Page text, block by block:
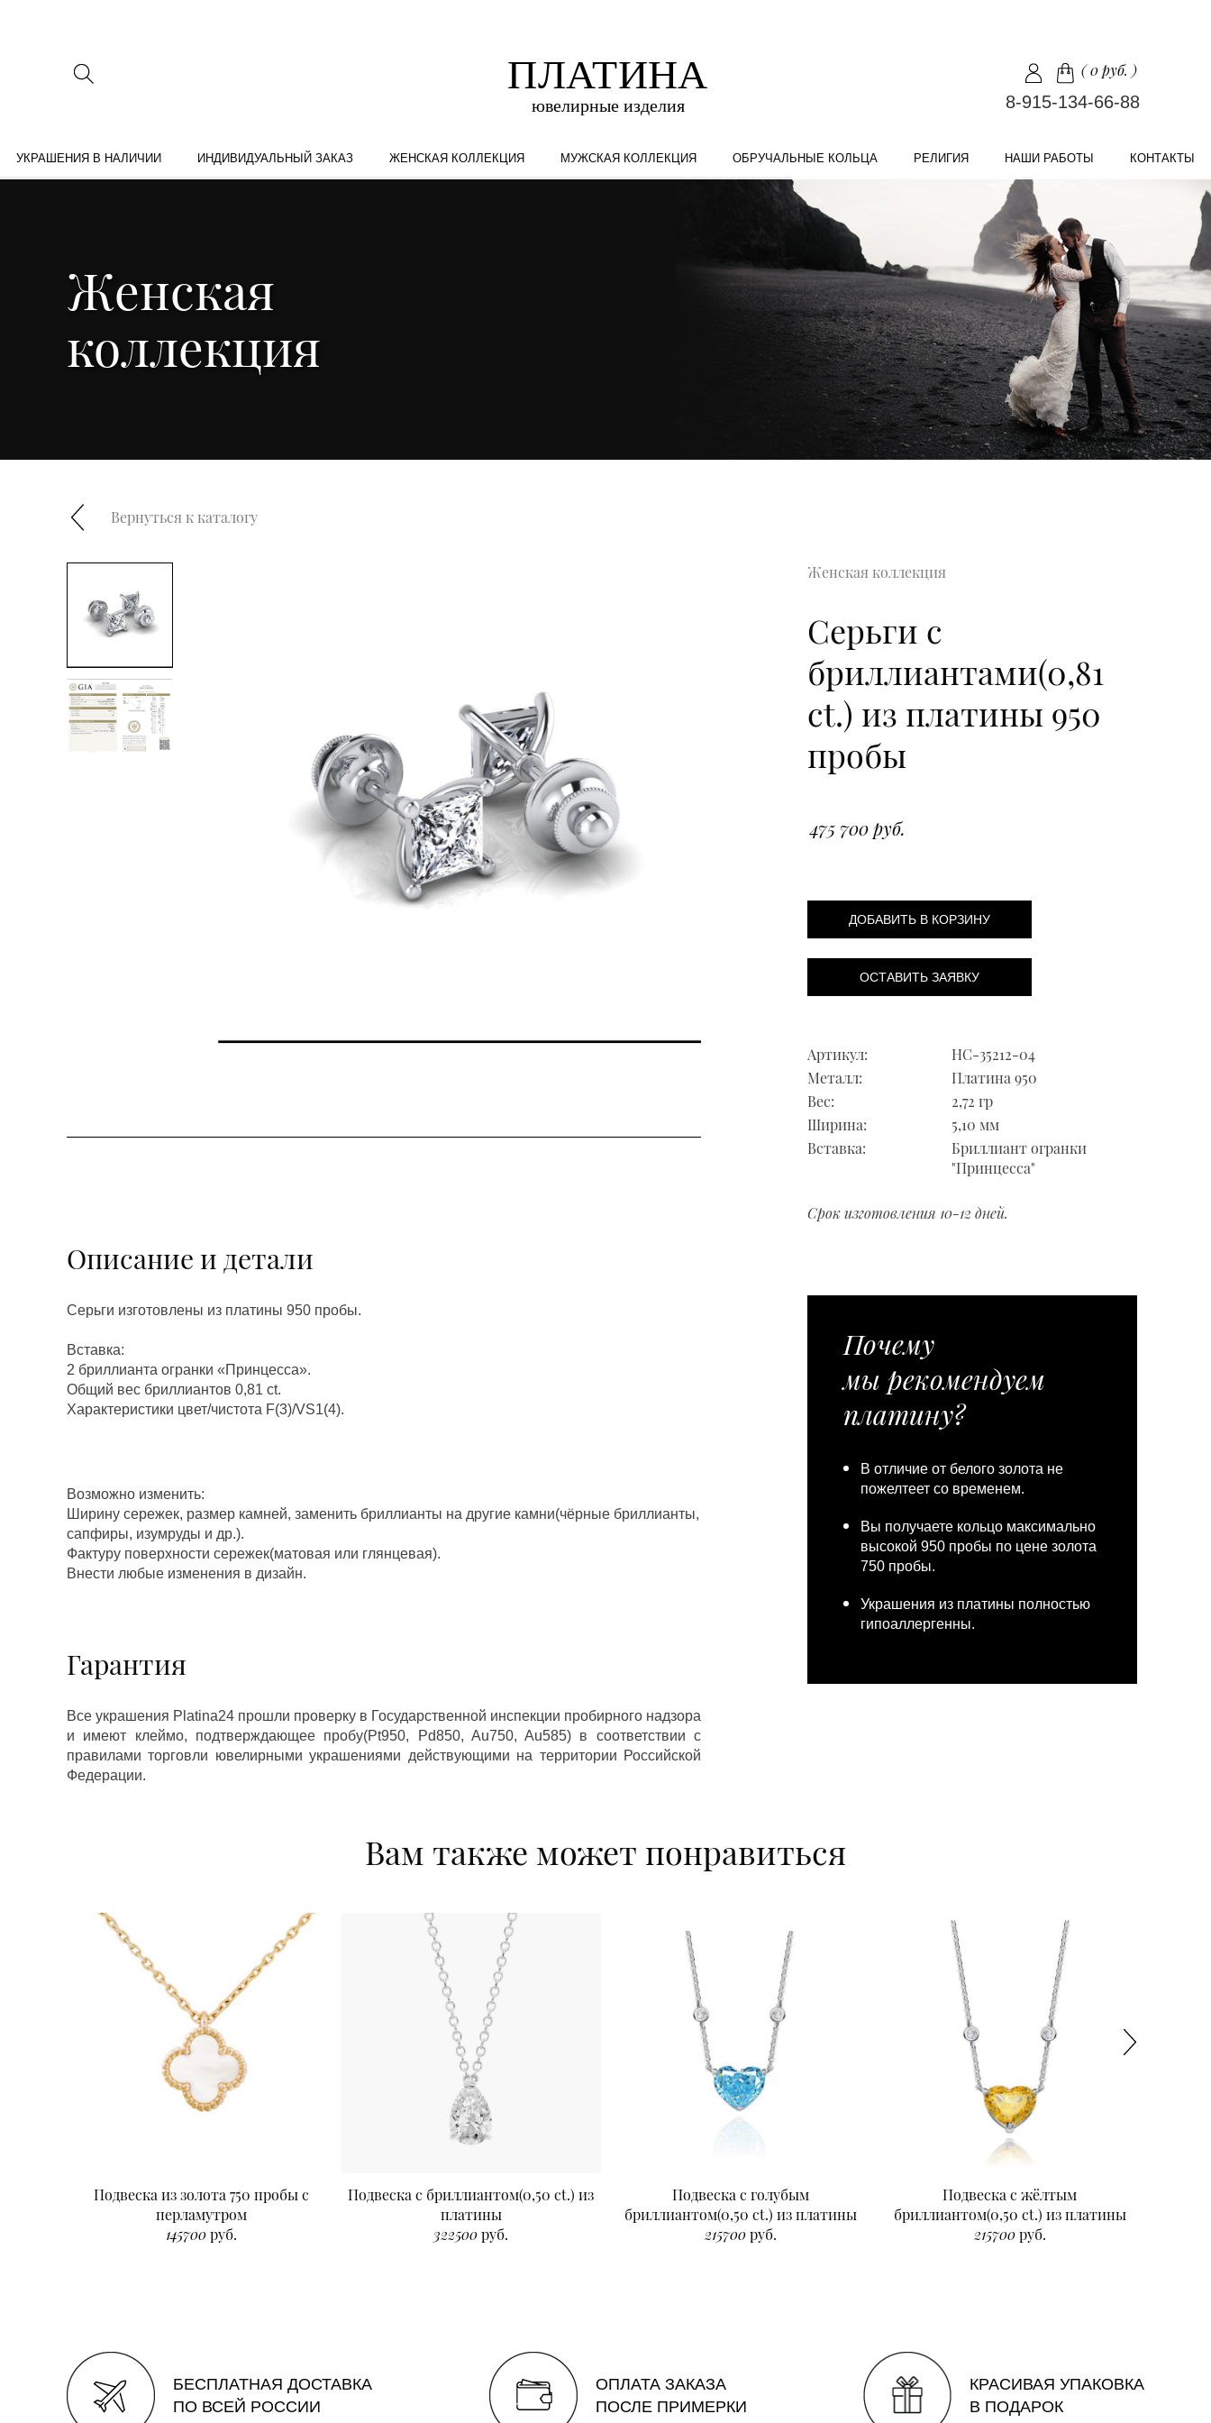
(0 руб. )
8-915-134-66-88
УКРАШЕНИЯ В НАЛИЧИИ ИНДИВИДУАЛЬНЫЙ ЗАКАЗ ЖЕНСКАЯ КОЛЛЕКЦИЯ МУЖСКАЯ КОЛЛЕКЦИЯ ОБРУЧАЛЬНЫЕ КОЛЬЦА РЕЛИГИЯ НАШИ РАБОТЫ КОНТАКТЫ
Женская
коллекция
Вернуться к каталогу
Женская коллекция
Серьги с
бриллиантами(0,81
ct.) из платины 950
пробы
475 700 руб.
ДОБАВИТЬ В КОРЗИНУ
ОСТАВИТЬ ЗАЯВКУ
Артикул:
НС-35212-04
Металл:
Платина 950
Вес:
2,72 гр
Ширина:
5,10 мм
Вставка:
Бриллиант огранки
"Принцесса"
Срок изготовления 10-12 дней.
Описание и детали
Серьги изготовлены из платины 950 пробы.
Вставка:
2 бриллианта огранки «Принцесса».
Общий вес бриллиантов 0,81 ct.
Характеристики цвет/чистота F(3)/VS1(4).
Возможно изменить:
Ширину сережек, размер камней, заменить бриллианты на другие камни(чёрные бриллианты,
сапфиры, изумруды и др.).
Фактуру поверхности сережек(матовая или глянцевая).
Внести любые изменения в дизайн.
Гарантия
Все украшения Platina24 прошли проверку в Государственной инспекции пробирного надзора
и имеют клеймо, подтверждающее пробу(Pt950, Pd850, Au750, Au585) в соответствии с
правилами торговли ювелирными украшениями действующими на территории Российской
Федерации.
Почему
мы рекомендуем
платину?
В отличие от белого золота не
пожелтеет со временем.
Вы получаете кольцо максимально
высокой 950 пробы по цене золота
750 пробы.
Украшения из платины полностью
гипоаллергенны.
Вам также может понравиться
Подвеска из золота 750 пробы с
перламутром
145700руб.
Подвеска с бриллиантом(0,50 ct.) из
платины
322500руб.
Подвеска с голубым
бриллиантом(0,50 ct.) из платины
215700руб.
Подвеска с жёлтым
бриллиантом(0,50 ct.) из платины
215700руб.
БЕСПЛАТНАЯ ДОСТАВКА
ПО ВСЕЙ РОССИИ
ОПЛАТА ЗАКАЗА
ПОСЛЕ ПРИМЕРКИ
КРАСИВАЯ УПАКОВКА
В ПОДАРОК